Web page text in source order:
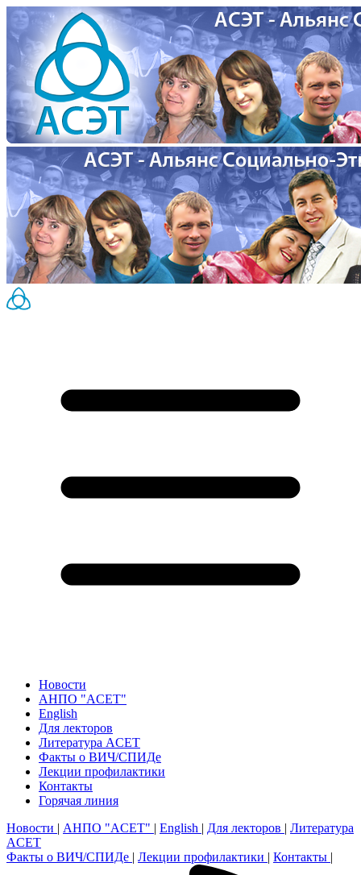
Новости
АНПО "ACET"
English
Для лекторов
Литература ACET
Факты о ВИЧ/СПИДе
Лекции профилактики
Контакты
Горячая линия
Новости | АНПО "ACET" | English | Для лекторов | Литература
ACET
Факты о ВИЧ/СПИДе | Лекции профилактики | Контакты |